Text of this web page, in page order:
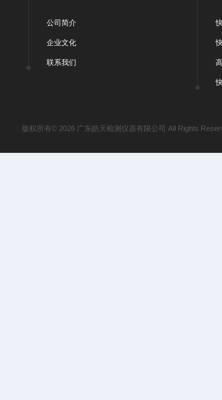
公司简介
企业文化
联系我们
版权所有© 2026 广东皓天检测仪器有限公司 All Rights